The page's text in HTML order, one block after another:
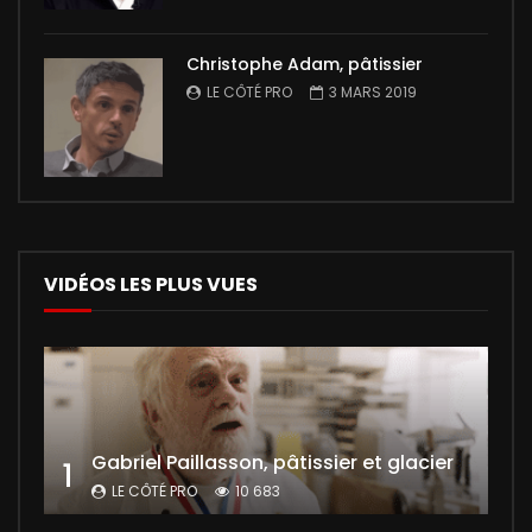
Christophe Adam, pâtissier
LE CÔTÉ PRO 3 MARS 2019
VIDÉOS LES PLUS VUES
1 Gabriel Paillasson, pâtissier et glacier
LE CÔTÉ PRO 10 683